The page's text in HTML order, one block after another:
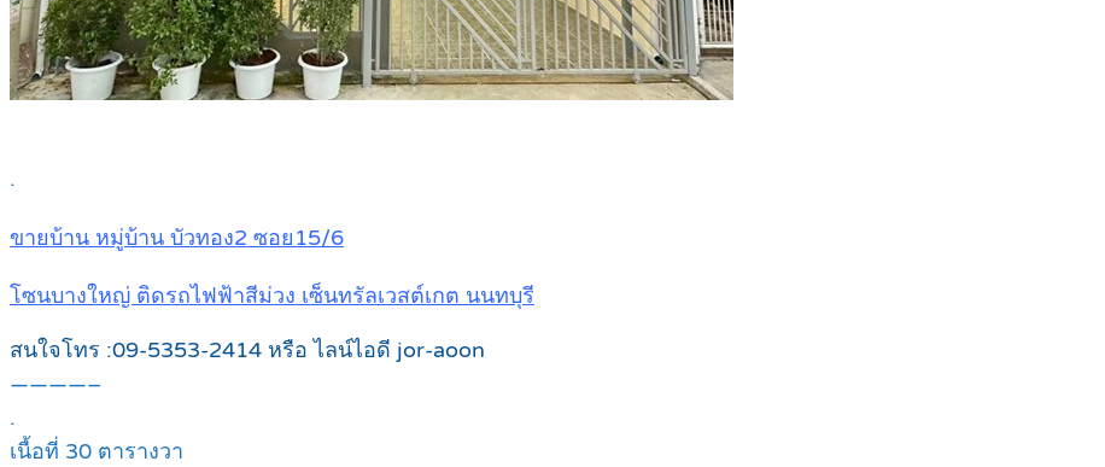
.
ขายบ้าน หมู่บ้าน บัวทอง2 ซอย15/6
โซนบางใหญ่ ติดรถไฟฟ้าสีม่วง เซ็นทรัลเวสต์เกต นนทบุรี
สนใจโทร :09-5353-2414 หรือ ไลน์ไอดี jor-aoon
————–
.
เนื้อที่ 30 ตารางวา